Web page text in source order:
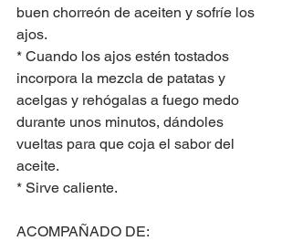
buen chorreón de aceiten y sofríe los
ajos.
* Cuando los ajos estén tostados
incorpora la mezcla de patatas y
acelgas y rehógalas a fuego medo
durante unos minutos, dándoles
vueltas para que coja el sabor del
aceite.
* Sirve caliente.
ACOMPAÑADO DE: